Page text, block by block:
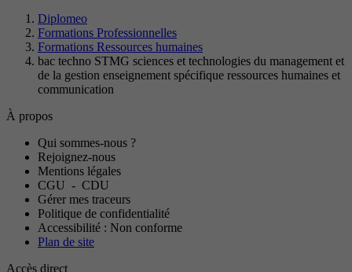
Diplomeo
Formations Professionnelles
Formations Ressources humaines
bac techno STMG sciences et technologies du management et
de la gestion enseignement spécifique ressources humaines et
communication
À propos
Qui sommes-nous ?
Rejoignez-nous
Mentions légales
CGU - CDU
Gérer mes traceurs
Politique de confidentialité
Accessibilité : Non conforme
Plan de site
Accès direct